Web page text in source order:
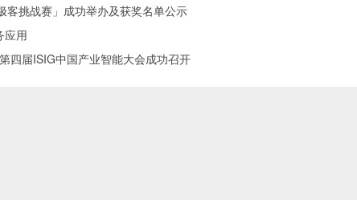
客挑战赛」成功举办及获奖名单公示
用
四届ISIG中国产业智能大会成功召开